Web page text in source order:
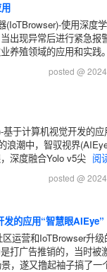
使用深度
出现异常后进行紧急
养殖领域的应用和实践
posted @
于计算机视觉开发的应
浪潮中，智驭视界
深度融合Yolo v5尖 阅
posted @
的应用“智慧眼AIEye”
运营和IoTBrowser升级
打广告推销的，当时
，遂又撸起袖子搞了一